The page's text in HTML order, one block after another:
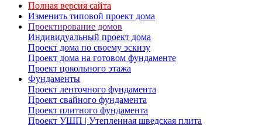
Полная версия сайта
Изменить типовой проект дома
Проектирование домов
Индивидуальный проект дома
Проект дома по своему эскизу
Проект дома на готовом фундаменте
Проект цокольного этажа
Фундаменты
Проект ленточного фундамента
Проект свайного фундамента
Проект плитного фундамента
Проект УШП | Утепленная шведская плита